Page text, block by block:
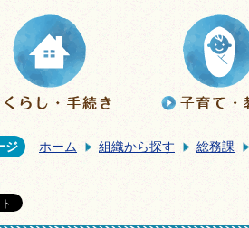
ジ ホーム 組織から探す 総務課